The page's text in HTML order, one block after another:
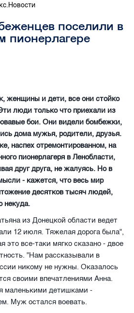
поселили в
пионерлагере
женщины и дети, все они стойко
люди только что приехали из
бои. Они видели бомбежки,
дома мужья, родители, друзья.
наспех отремонтированном, на
пионерлагеря в Ленобласти,
друг друга, не жалуясь. Но в
- кажется, что весь мир
десятков тысяч людей,
некуда.
из Донецкой области ведет
12 июля. Тяжелая дорога была",
это все-таки мягко сказано - двое
"Нам рассказывали в
никому не нужны. Оказалось
своими впечатлениями Анна.
маленькими детишками -
Муж остался воевать.